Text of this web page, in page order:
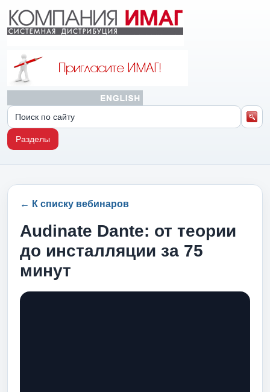
Разделы
← К списку вебинаров
Audinate Dante: от теории
до инсталляции за 75
минут